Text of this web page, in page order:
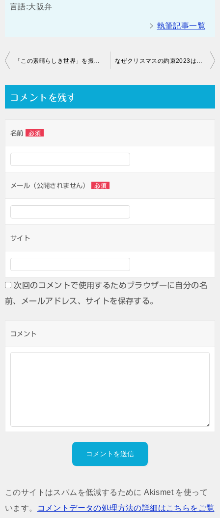
言語:大阪弁
執筆記事一覧
投
ー
シ
ョ
ン
コメントを残す
名前 必須
メール（公開されません） 必須
サイト
次回のコメントで使用するためブラウザーに自分の名
前、メールアドレス、サイトを保存する。
コメント
このサイトはスパムを低減するために Akismet を使って
います。
コメントデータの処理方法の詳細はこちらをご覧